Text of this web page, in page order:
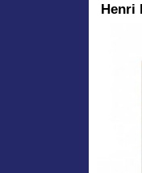
Henri